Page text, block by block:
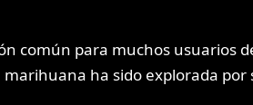
común para muchos usuarios
ha sido explorada